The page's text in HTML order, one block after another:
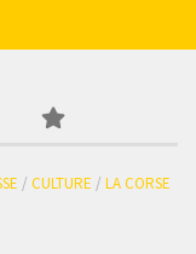
/ CULTURE / LA CORSE